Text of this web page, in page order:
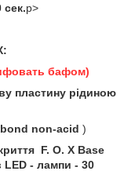
сек.p>
бафом)
пластину рідиною
non-acid )
F. O. X Base
- лампи - 30